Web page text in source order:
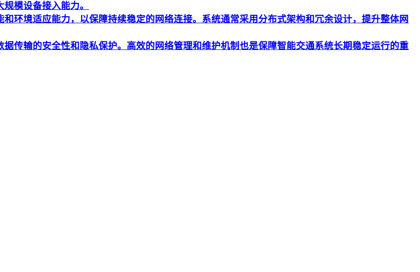
模设备接入能力。
环境适应能力，以保障持续稳定的网络连接。系统通常采用分布式架构和冗余设计，提升整体网
传输的安全性和隐私保护。高效的网络管理和维护机制也是保障智能交通系统长期稳定运行的重